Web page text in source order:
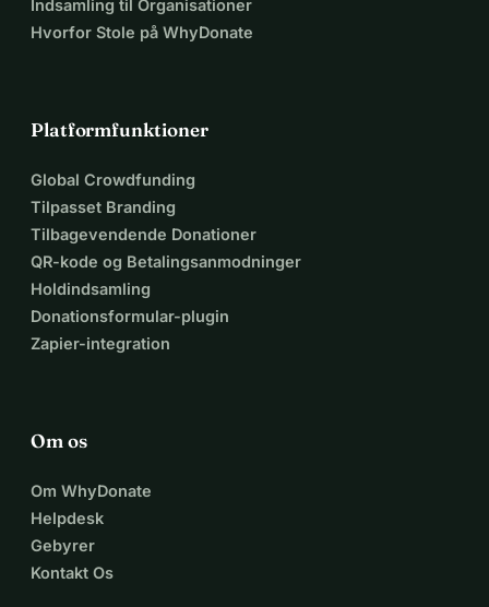
Indsamling til Organisationer
Hvorfor Stole på WhyDonate
Platformfunktioner
Global Crowdfunding
Tilpasset Branding
Tilbagevendende Donationer
QR-kode og Betalingsanmodninger
Holdindsamling
Donationsformular-plugin
Zapier-integration
Om os
Om WhyDonate
Helpdesk
Gebyrer
Kontakt Os